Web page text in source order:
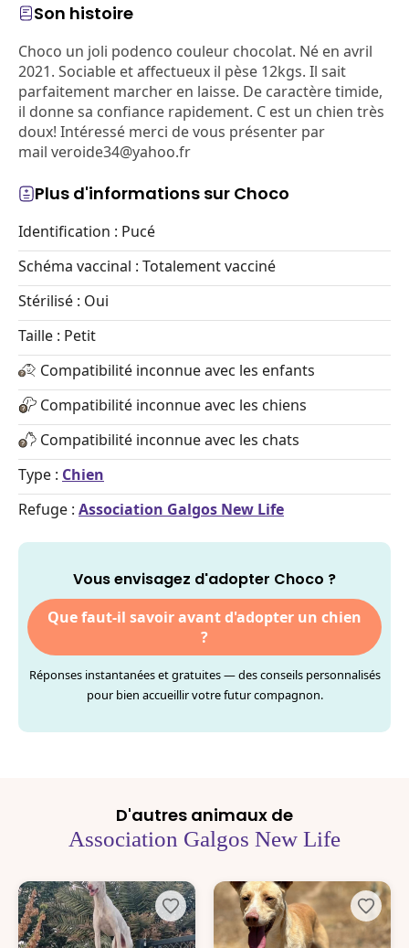
Son histoire
Choco un joli podenco couleur chocolat. Né en avril
2021. Sociable et affectueux il pèse 12kgs. Il sait
parfaitement marcher en laisse. De caractère timide,
il donne sa confiance rapidement. C est un chien très
doux! Intéressé merci de vous présenter par
mail veroide34@yahoo.fr
Plus d'informations sur Choco
Identification : Pucé
Schéma vaccinal : Totalement vacciné
Stérilisé : Oui
Taille : Petit
Compatibilité inconnue avec les enfants
Compatibilité inconnue avec les chiens
Compatibilité inconnue avec les chats
Type : Chien
Refuge : Association Galgos New Life
Vous envisagez d'adopter Choco ?
Que faut-il savoir avant d'adopter un chien
?
Réponses instantanées et gratuites — des conseils personnalisés
pour bien accueillir votre futur compagnon.
D'autres animaux de
Association Galgos New Life